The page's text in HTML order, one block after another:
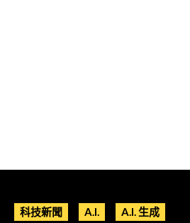
科技新聞 A.I. A.I. 生成